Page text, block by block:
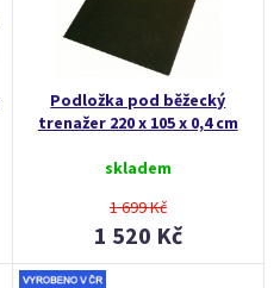
Podložka pod běžecký
trenažer 220 x 105 x 0,4 cm
skladem
1 699 Kč
1 520 Kč